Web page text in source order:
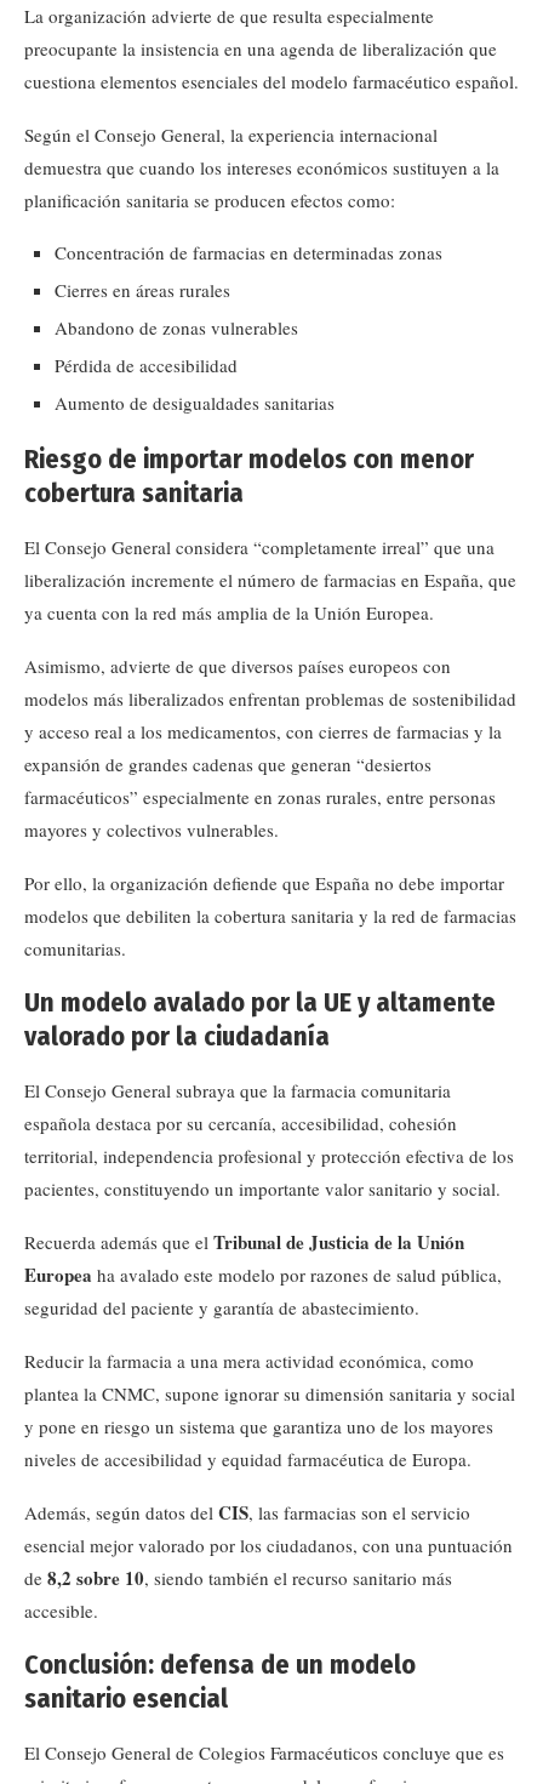
La organización advierte de que resulta especialmente
preocupante la insistencia en una agenda de liberalización que
cuestiona elementos esenciales del modelo farmacéutico español.
Según el Consejo General, la experiencia internacional
demuestra que cuando los intereses económicos sustituyen a la
planificación sanitaria se producen efectos como:
Concentración de farmacias en determinadas zonas
Cierres en áreas rurales
Abandono de zonas vulnerables
Pérdida de accesibilidad
Aumento de desigualdades sanitarias
Riesgo de importar modelos con menor
cobertura sanitaria
El Consejo General considera “completamente irreal” que una
liberalización incremente el número de farmacias en España, que
ya cuenta con la red más amplia de la Unión Europea.
Asimismo, advierte de que diversos países europeos con
modelos más liberalizados enfrentan problemas de sostenibilidad
y acceso real a los medicamentos, con cierres de farmacias y la
expansión de grandes cadenas que generan “desiertos
farmacéuticos” especialmente en zonas rurales, entre personas
mayores y colectivos vulnerables.
Por ello, la organización defiende que España no debe importar
modelos que debiliten la cobertura sanitaria y la red de farmacias
comunitarias.
Un modelo avalado por la UE y altamente
valorado por la ciudadanía
El Consejo General subraya que la farmacia comunitaria
española destaca por su cercanía, accesibilidad, cohesión
territorial, independencia profesional y protección efectiva de los
pacientes, constituyendo un importante valor sanitario y social.
Recuerda además que el Tribunal de Justicia de la Unión
Europea ha avalado este modelo por razones de salud pública,
seguridad del paciente y garantía de abastecimiento.
Reducir la farmacia a una mera actividad económica, como
plantea la CNMC, supone ignorar su dimensión sanitaria y social
y pone en riesgo un sistema que garantiza uno de los mayores
niveles de accesibilidad y equidad farmacéutica de Europa.
Además, según datos del CIS, las farmacias son el servicio
esencial mejor valorado por los ciudadanos, con una puntuación
de 8,2 sobre 10, siendo también el recurso sanitario más
accesible.
Conclusión: defensa de un modelo
sanitario esencial
El Consejo General de Colegios Farmacéuticos concluye que es